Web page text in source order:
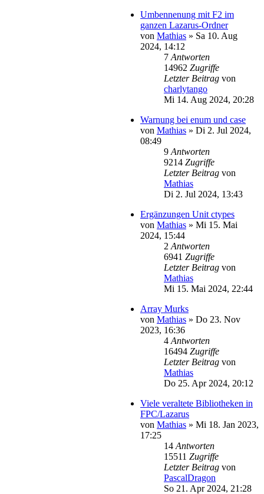
Umbennenung mit F2 im
ganzen Lazarus-Ordner
von Mathias » Sa 10. Aug
2024, 14:12
7 Antworten
14962 Zugriffe
Letzter Beitrag von
charlytango
Mi 14. Aug 2024, 20:28
Warnung bei enum und case
von Mathias » Di 2. Jul 2024,
08:49
9 Antworten
9214 Zugriffe
Letzter Beitrag von
Mathias
Di 2. Jul 2024, 13:43
Ergänzungen Unit ctypes
von Mathias » Mi 15. Mai
2024, 15:44
2 Antworten
6941 Zugriffe
Letzter Beitrag von
Mathias
Mi 15. Mai 2024, 22:44
Array Murks
von Mathias » Do 23. Nov
2023, 16:36
4 Antworten
16494 Zugriffe
Letzter Beitrag von
Mathias
Do 25. Apr 2024, 20:12
Viele veraltete Bibliotheken in
FPC/Lazarus
von Mathias » Mi 18. Jan 2023,
17:25
14 Antworten
15511 Zugriffe
Letzter Beitrag von
PascalDragon
So 21. Apr 2024, 21:28